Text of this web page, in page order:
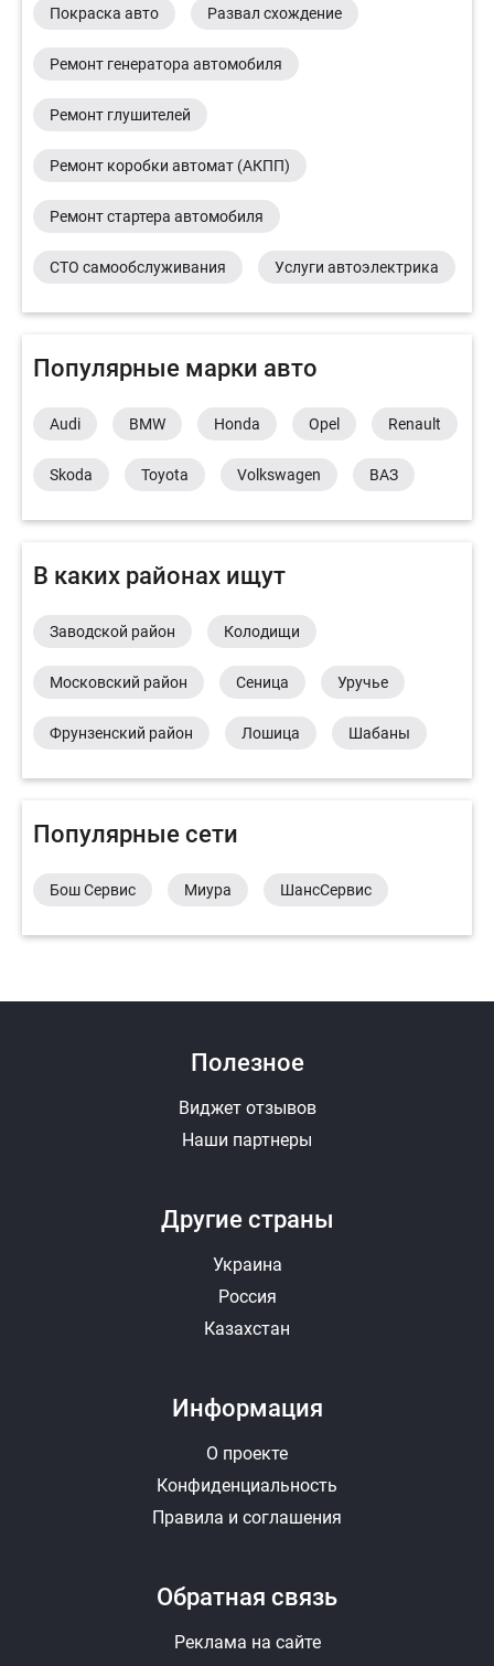
Покраска авто Развал схождение
Ремонт генератора автомобиля
Ремонт глушителей
Ремонт коробки автомат (АКПП)
Ремонт стартера автомобиля
СТО самообслуживания Услуги автоэлектрика
Популярные марки авто
Audi BMW Honda Opel Renault
Skoda Toyota Volkswagen ВАЗ
В каких районах ищут
Заводской район Колодищи
Московский район Сеница Уручье
Фрунзенский район Лошица Шабаны
Популярные сети
Бош Сервис Миура ШансСервис
Другие страны
Украина
Россия
Казахстан
Полезное
Виджет отзывов
Наши партнеры
Информация
О проекте
Конфиденциальность
Правила и соглашения
Обратная связь
Реклама на сайте